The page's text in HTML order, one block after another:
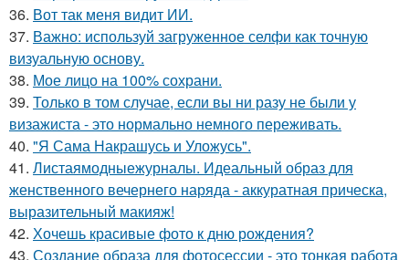
36. Вот так меня видит ИИ.
37. Важно: используй загруженное селфи как точную
визуальную основу.
38. Мое лицо на 100% сохрани.
39. Только в том случае, если вы ни разу не были у
визажиста - это нормально немного переживать.
40. "Я Сама Накрашусь и Уложусь".
41. Листаямодныежурналы. Идеальный образ для
женственного вечернего наряда - аккуратная прическа,
выразительный макияж!
42. Хочешь красивые фото к дню рождения?
43. Создание образа для фотосессии - это тонкая работа